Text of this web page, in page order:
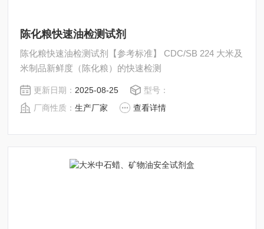
陈化粮快速油检测试剂
陈化粮快速油检测试剂【参考标准】 CDC/SB 224 大米及
米制品新鲜度（陈化粮）的快速检测
更新日期： 2025-08-25
型号：
厂商性质：生产厂家 查看详情